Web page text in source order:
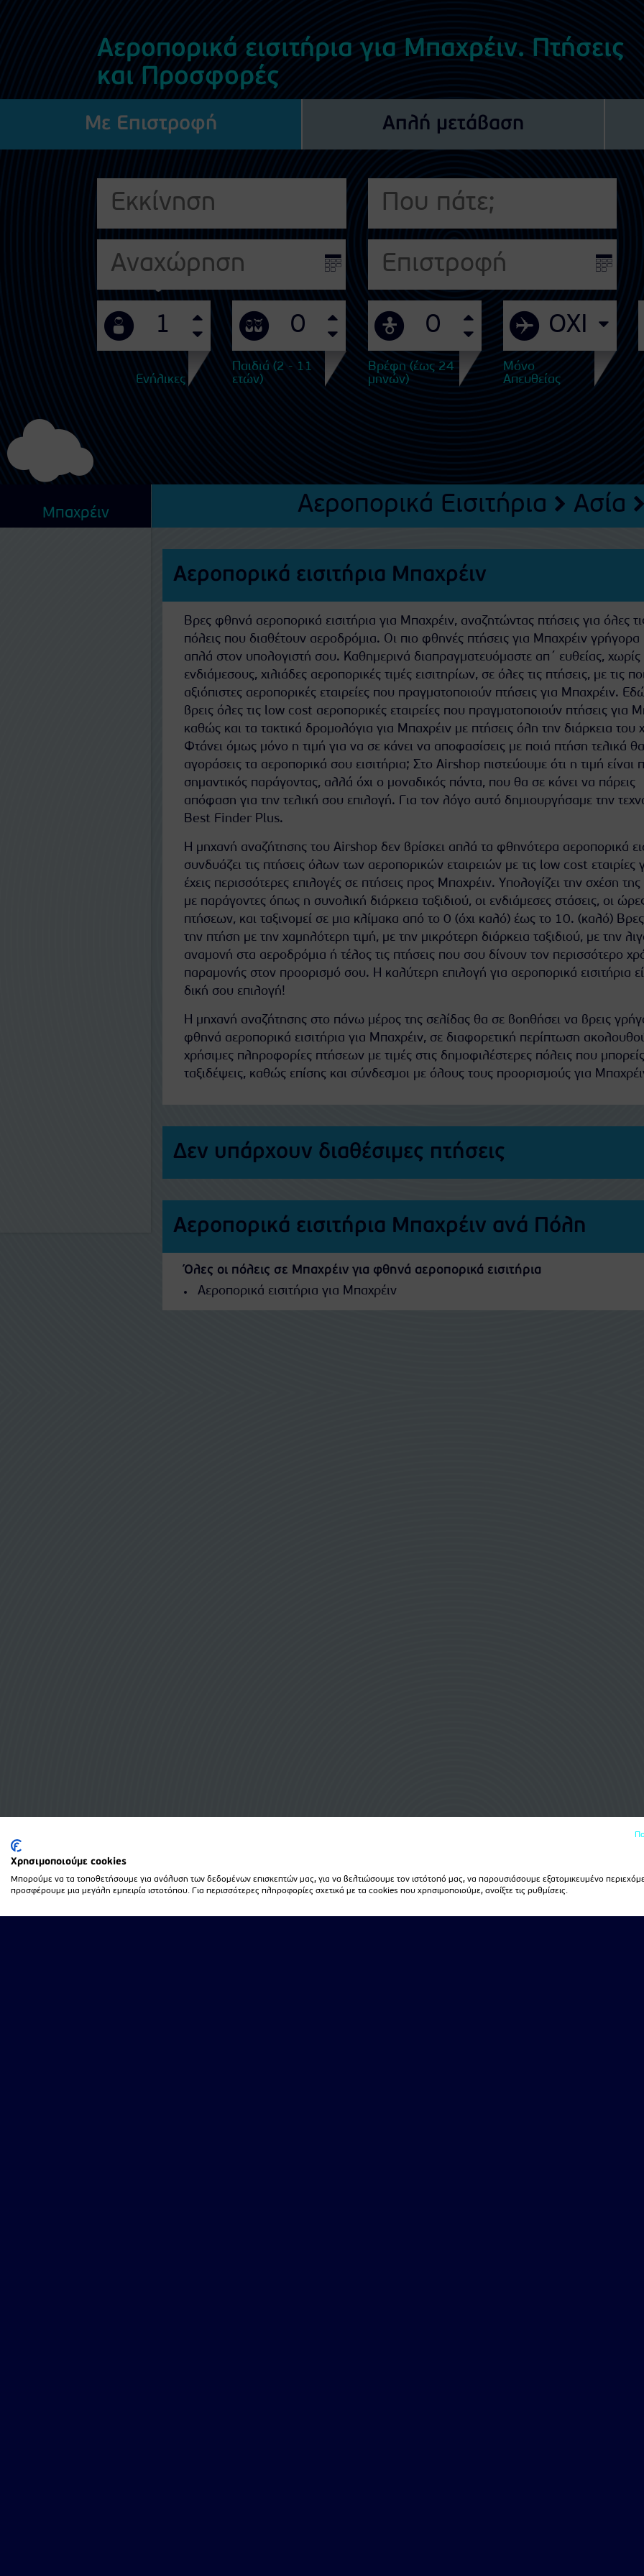
Αεροπορικά εισιτήρια για Μπαχρέιν. Πτήσεις
και Προσφορές
Με Επιστροφή Απλή μετάβαση
Ενήλικες
Παιδιά (2 - 11
ετών)
Βρέφη (έως 24
μηνών)
Μόνο
Απευθείας
Μπαχρέιν Αεροπορικά Εισιτήρια Ασία
Αεροπορικά εισιτήρια Μπαχρέιν
Βρες φθηνά αεροπορικά εισιτήρια για Μπαχρέιν, αναζητώντας πτήσεις για όλες
πόλεις που διαθέτουν αεροδρόμια. Οι πιο φθηνές πτήσεις για Μπαχρέιν γρήγορα
απλά στον υπολογιστή σου. Καθημερινά διαπραγματευόμαστε απ΄ ευθείας, χωρίς
ενδιάμεσους, χιλιάδες αεροπορικές τιμές εισιτηρίων, σε όλες τις πτήσεις, με τις
αξιόπιστες αεροπορικές εταιρείες που πραγματοποιούν πτήσεις για Μπαχρέιν.
βρεις όλες τις low cost αεροπορικές εταιρείες που πραγματοποιούν πτήσεις για
καθώς και τα τακτικά δρομολόγια για Μπαχρέιν με πτήσεις όλη την διάρκεια του
Φτάνει όμως μόνο η τιμή για να σε κάνει να αποφασίσεις με ποιά πτήση τελικά θα
αγοράσεις τα αεροπορικά σου εισιτήρια; Στο Airshop πιστεύουμε ότι η τιμή είναι
σημαντικός παράγοντας, αλλά όχι ο μοναδικός πάντα, που θα σε κάνει να πάρεις
απόφαση για την τελική σου επιλογή. Για τον λόγο αυτό δημιουργήσαμε την
Best Finder Plus.
Η μηχανή αναζήτησης του Airshop δεν βρίσκει απλά τα φθηνότερα αεροπορικά
συνδυάζει τις πτήσεις όλων των αεροπορικών εταιρειών με τις low cost εταιρίες
έχεις περισσότερες επιλογές σε πτήσεις προς Μπαχρέιν. Υπολογίζει την σχέση της
με παράγοντες όπως η συνολική διάρκεια ταξιδιού, οι ενδιάμεσες στάσεις, οι
πτήσεων, και ταξινομεί σε μια κλίμακα από το 0 (όχι καλό) έως το 10. (καλό)
την πτήση με την χαμηλότερη τιμή, με την μικρότερη διάρκεια ταξιδιού, με την
αναμονή στα αεροδρόμια ή τέλος τις πτήσεις που σου δίνουν τον περισσότερο
παραμονής στον προορισμό σου. Η καλύτερη επιλογή για αεροπορικά εισιτήρια
δική σου επιλογή!
Η μηχανή αναζήτησης στο πάνω μέρος της σελίδας θα σε βοηθήσει να βρεις
φθηνά αεροπορικά εισιτήρια για Μπαχρέιν, σε διαφορετική περίπτωση
χρήσιμες πληροφορίες πτήσεων με τιμές στις δημοφιλέστερες πόλεις που
ταξιδέψεις, καθώς επίσης και σύνδεσμοι με όλους τους προορισμούς για
Δεν υπάρχουν διαθέσιμες πτήσεις
Αεροπορικά εισιτήρια Μπαχρέιν ανά Πόλη
Όλες οι πόλεις σε Μπαχρέιν για φθηνά αεροπορικά εισιτήρια
Αεροπορικά εισιτήρια για Μπαχρέιν
Χρησιμοποιούμε cookies
Μπορούμε να τα τοποθετήσουμε για ανάλυση των δεδομένων επισκεπτών μας, για να βελτιώσουμε τον ιστότοπό μας, να παρουσιάσουμε εξατομικευμένο
προσφέρουμε μια μεγάλη εμπειρία ιστοτόπου. Για περισσότερες πληροφορίες σχετικά με τα cookies που χρησιμοποιούμε, ανοίξτε τις ρυθμίσεις.